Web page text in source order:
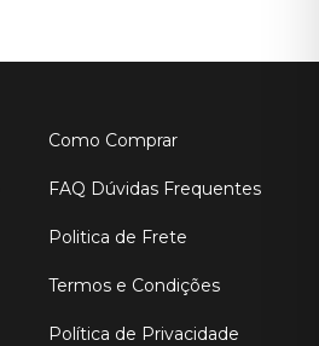
Como Comprar
FAQ Dúvidas Frequentes
Politica de Frete
Termos e Condições
Política de Privacidade